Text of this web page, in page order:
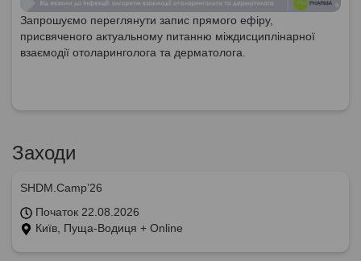
Запрошуємо переглянути запис прямого ефіру,
присвяченого актуальному питанню міждисциплінарної
взаємодії отоларинголога та дерматолога.
Заходи
SHDM.Camp’26
Початок 22.08.2026
Київ, Пуща-Водиця + Online